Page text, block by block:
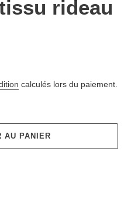
rideau
calculés lors du paiement.
AU PANIER